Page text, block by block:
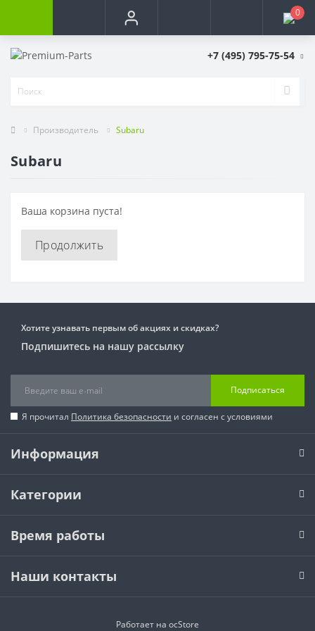
0
+7 (495) 795-75-54
Производитель Subaru
Subaru
Ваша корзина пуста!
Продолжить
Хотите узнавать первым об акциях и скидках?
Подпишитесь на нашу рассылку
Подписаться
Я прочитал Политика безопасности и согласен с условиями
Информация
Категории
Время работы
Наши контакты
Работает на ocStore